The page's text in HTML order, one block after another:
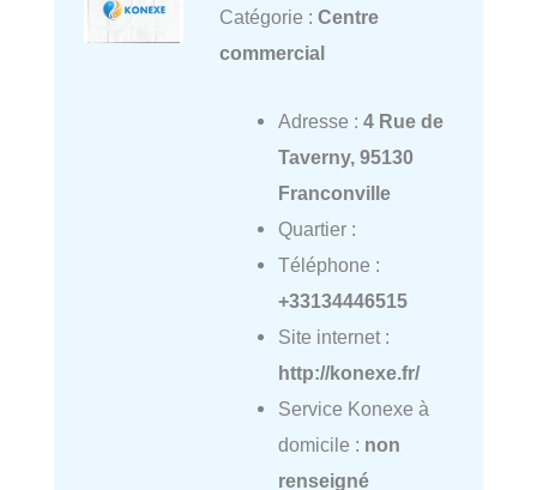
Catégorie : Centre
commercial
Adresse : 4 Rue de
Taverny, 95130
Franconville
Quartier :
Téléphone :
+33134446515
Site internet :
http://konexe.fr/
Service Konexe à
domicile : non
renseigné